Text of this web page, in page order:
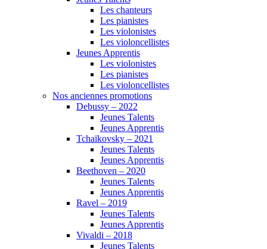
Les chanteurs
Les pianistes
Les violonistes
Les violoncellistes
Jeunes Apprentis
Les violonistes
Les pianistes
Les violoncellistes
Nos anciennes promotions
Debussy – 2022
Jeunes Talents
Jeunes Apprentis
Tchaïkovsky – 2021
Jeunes Talents
Jeunes Apprentis
Beethoven – 2020
Jeunes Talents
Jeunes Apprentis
Ravel – 2019
Jeunes Talents
Jeunes Apprentis
Vivaldi – 2018
Jeunes Talents